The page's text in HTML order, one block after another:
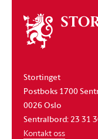
Om
stortinget
Stortinget
Postboks 1700
0026 Oslo
Sentralbord: 23 31
Kontakt oss